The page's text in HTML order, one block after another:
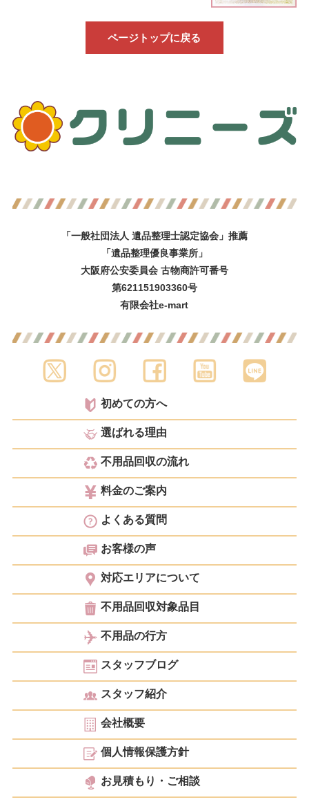
ページトップに戻る
「一般社団法人 遺品整理士認定協会」推薦
「遺品整理優良事業所」
大阪府公安委員会 古物商許可番号
第621151903360号
有限会社e-mart
初めての方へ
選ばれる理由
不用品回収の流れ
料金のご案内
よくある質問
お客様の声
対応エリアについて
不用品回収対象品目
不用品の行方
スタッフブログ
スタッフ紹介
会社概要
個人情報保護方針
お見積もり・ご相談